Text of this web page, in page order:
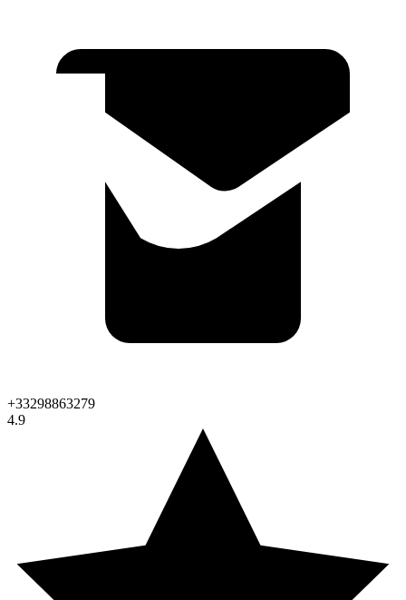
+33298863279
4.9